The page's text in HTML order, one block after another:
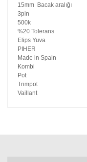
15mm Bacak aralığı
3pin
500k
%20 Tolerans
Elips Yuva
PIHER
Made in Spain
Kombi
Pot
Trimpot
Vaillant